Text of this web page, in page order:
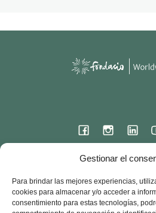
Gestionar el
Para brindar las mejores experiencias,
cookies para almacenar y/o acceder a
consentimiento para estas tecnologías,
23 rue de
78000 VERSALLES